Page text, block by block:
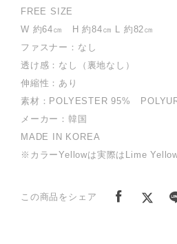
FREE SIZE
W 約64㎝ H 約84㎝ L 約82㎝
ファスナー：なし
透け感：なし（裏地なし）
伸縮性：あり
素材：POLYESTER 95%
メーカー：韓国
MADE IN KOREA
※カラーYellowは実際はLime Yellow
この商品をシェア